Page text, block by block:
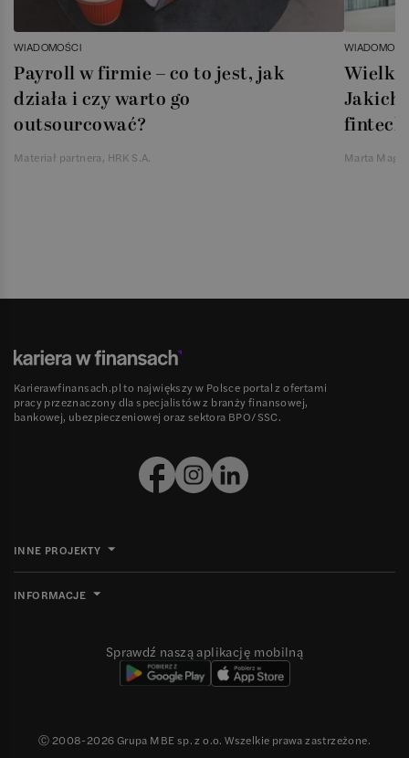
WIADOMOŚCI
Payroll w firmie – co to jest, jak
działa i czy warto go
outsourcować?
Materiał partnera, HRK S.A.
Jakich
Marta
Karierawfinansach.pl to największy w Polsce portal z ofertami
pracy przeznaczony dla specjalistów z branży finansowej,
bankowej, ubezpieczeniowej oraz sektora BPO/SSC.
INNE PROJEKTY
INFORMACJE
Sprawdź naszą aplikację mobilną
Ⓒ 2008-2026Grupa MBE sp. z o.o. Wszelkie prawa zastrzeżone.